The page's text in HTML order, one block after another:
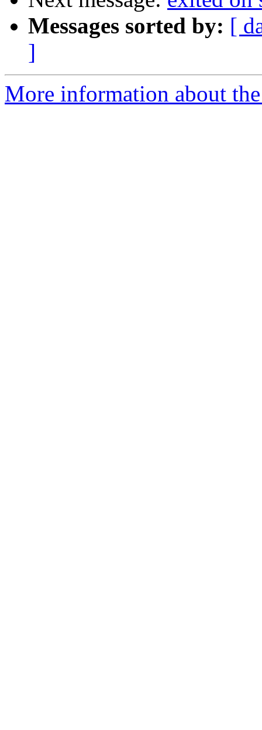
Messages sorted by: [
]
More information about